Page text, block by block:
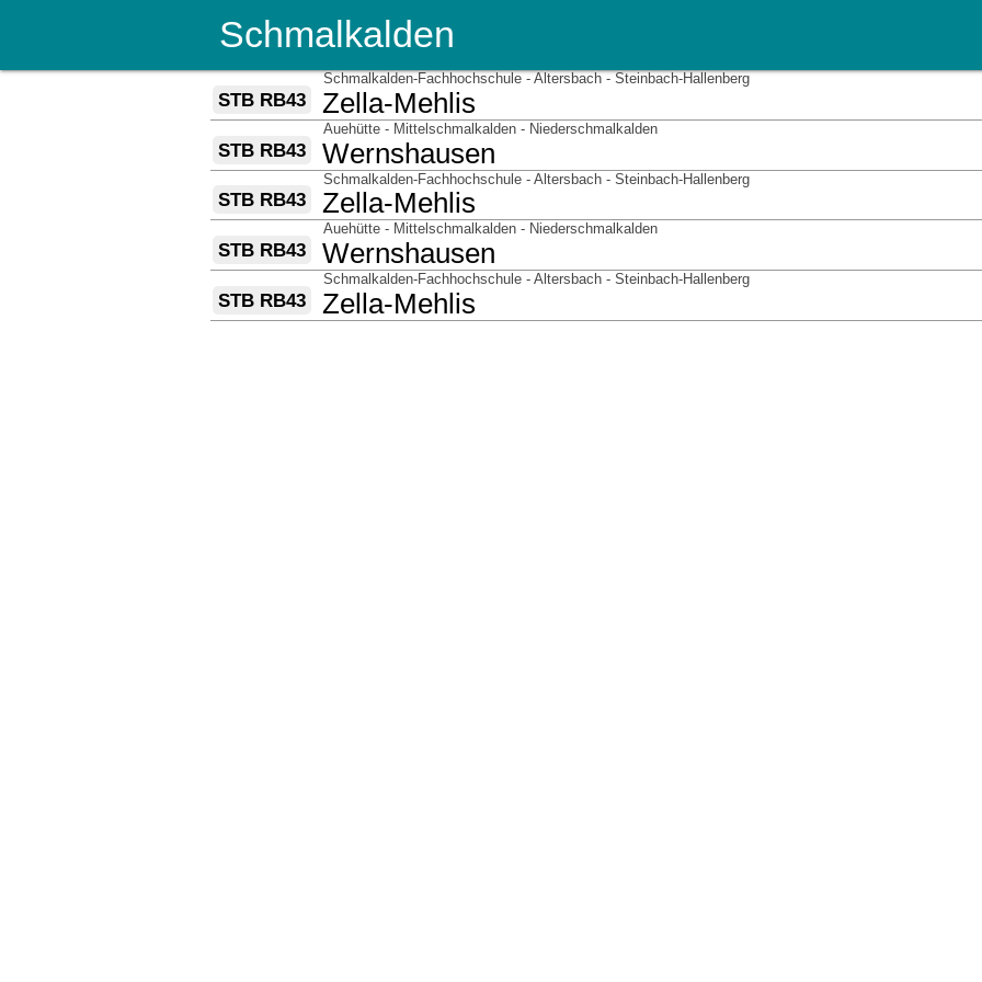
Schmalkalden
STB RB43 nach
Zella-Mehlis
über
Schmalkalden-Fachhochschule - Altersbach - Steinbach-Hallenberg
STB RB43 nach
Wernshausen
über
Auehütte - Mittelschmalkalden - Niederschmalkalden
STB RB43 nach
Zella-Mehlis
über
Schmalkalden-Fachhochschule - Altersbach - Steinbach-Hallenberg
STB RB43 nach
Wernshausen
über
Auehütte - Mittelschmalkalden - Niederschmalkalden
STB RB43 nach
Zella-Mehlis
über
Schmalkalden-Fachhochschule - Altersbach - Steinbach-Hallenberg